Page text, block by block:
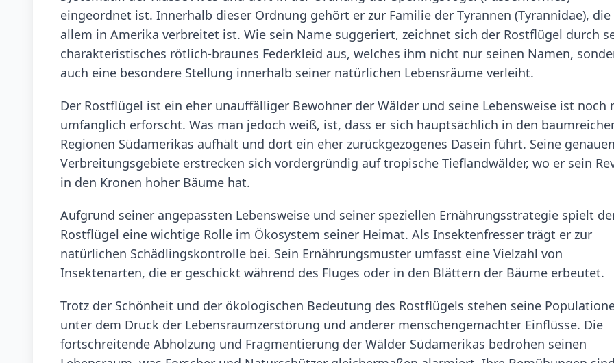
eingeordnet ist. Innerhalb dieser Ordnung gehört er zur Familie der Tyrannen (Tyrannidae), die
allem in Amerika verbreitet ist. Wie sein Name suggeriert, zeichnet sich der Rostflügel durch
charakteristisches rötlich-braunes Federkleid aus, welches ihm nicht nur seinen Namen,
auch eine besondere Stellung innerhalb seiner natürlichen Lebensräume verleiht.
Der Rostflügel ist ein eher unauffälliger Bewohner der Wälder und seine Lebensweise ist noch
umfänglich erforscht. Was man jedoch weiß, ist, dass er sich hauptsächlich in den
Regionen Südamerikas aufhält und dort ein eher zurückgezogenes Dasein führt. Seine
Verbreitungsgebiete erstrecken sich vordergründig auf tropische Tieflandwälder, wo er sein
in den Kronen hoher Bäume hat.
Aufgrund seiner angepassten Lebensweise und seiner speziellen Ernährungsstrategie spielt
Rostflügel eine wichtige Rolle im Ökosystem seiner Heimat. Als Insektenfresser trägt er zur
natürlichen Schädlingskontrolle bei. Sein Ernährungsmuster umfasst eine Vielzahl von
Insektenarten, die er geschickt während des Fluges oder in den Blättern der Bäume erbeutet.
Trotz der Schönheit und der ökologischen Bedeutung des Rostflügels stehen seine
unter dem Druck der Lebensraumzerstörung und anderer menschengemachter Einflüsse. Die
fortschreitende Abholzung und Fragmentierung der Wälder Südamerikas bedrohen seinen